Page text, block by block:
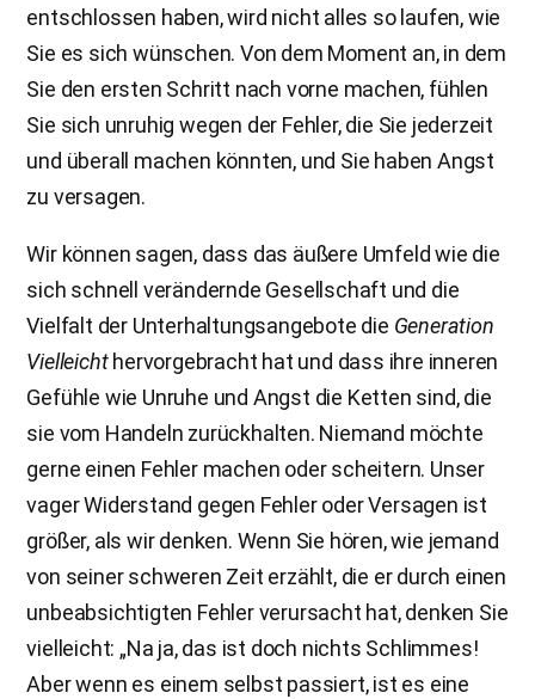
entschlossen haben, wird nicht alles so laufen, wie
Sie es sich wünschen. Von dem Moment an, in dem
Sie den ersten Schritt nach vorne machen, fühlen
Sie sich unruhig wegen der Fehler, die Sie jederzeit
und überall machen könnten, und Sie haben Angst
zu versagen.
Wir können sagen, dass das äußere Umfeld wie die
sich schnell verändernde Gesellschaft und die
Vielfalt der Unterhaltungsangebote die Generation
Vielleichthervorgebracht hat und dass ihre inneren
Gefühle wie Unruhe und Angst die Ketten sind, die
sie vom Handeln zurückhalten. Niemand möchte
gerne einen Fehler machen oder scheitern. Unser
vager Widerstand gegen Fehler oder Versagen ist
größer, als wir denken. Wenn Sie hören, wie jemand
von seiner schweren Zeit erzählt, die er durch einen
unbeabsichtigten Fehler verursacht hat, denken Sie
vielleicht: „Na ja, das ist doch nichts Schlimmes!
Aber wenn es einem selbst passiert, ist es eine